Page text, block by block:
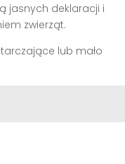
jasnych deklaracji i
zwierząt.
lub mało